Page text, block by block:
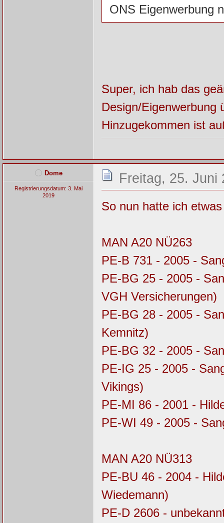
ONS Eigenwerbung
Super, ich hab das
Design/Eigenwerbung
Hinzugekommen ist
Dome
Registrierungsdatum: 3. Mai
2019
Freitag, 25. Juni
So nun hatte ich
MAN A20 NÜ263
PE-B 731 - 2005 -
PE-BG 25 - 2005 -
VGH Versicherungen)
PE-BG 28 - 2005 -
Kemnitz)
PE-BG 32 - 2005 -
PE-IG 25 - 2005 -
Vikings)
PE-MI 86 - 2001 -
PE-WI 49 - 2005 -
MAN A20 NÜ313
PE-BU 46 - 2004 -
Wiedemann)
PE-D 2606 -